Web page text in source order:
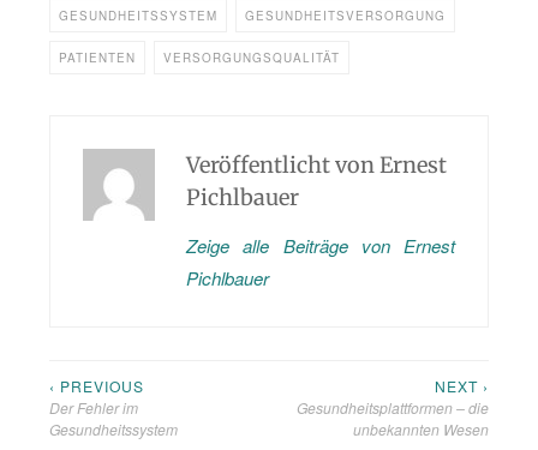
GESUNDHEITSSYSTEM GESUNDHEITSVERSORGUNG
PATIENTEN VERSORGUNGSQUALITÄT
Veröffentlicht von Ernest
Pichlbauer
Zeige alle Beiträge von Ernest
Pichlbauer
Beitragsnavigation
‹ PREVIOUS
Der Fehler im
Gesundheitssystem
NEXT ›
Gesundheitsplattformen – die
unbekannten Wesen